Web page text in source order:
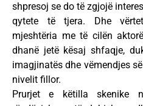
shpresoj se do të zgjojë
qytete të tjera. Dhe
mjeshtëria me të cilën
dhanë jetë kësaj shfaqje,
imagjinatës dhe vëmendjes
nivelit fillor.
Prurjet e këtilla skenike